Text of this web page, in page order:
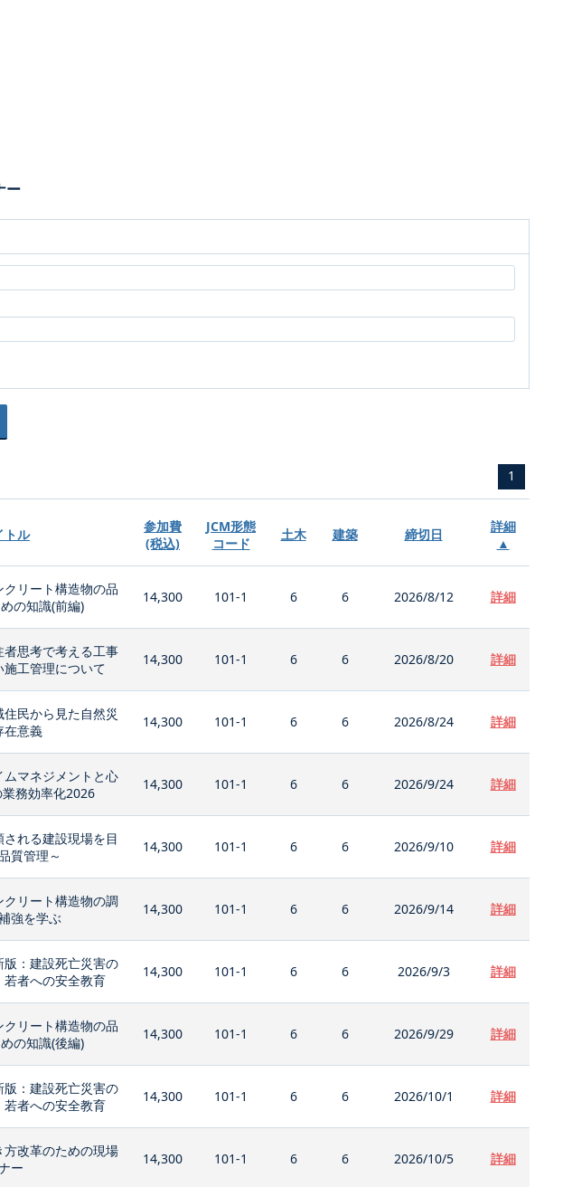
ー
1
トル
参加費
(税込)
JCM形態
コード
土木 建築 締切日
詳細
▲
クリート構造物の品
の知識(前編)
14,300 101-1 6 6 2026/8/12 詳細
者思考で考える工事
工管理について
14,300 101-1 6 6 2026/8/20 詳細
住民から見た自然災
在意義
14,300 101-1 6 6 2026/8/24 詳細
ムマネジメントと心
務効率化2026
14,300 101-1 6 6 2026/9/24 詳細
される建設現場を目
質管理～
14,300 101-1 6 6 2026/9/10 詳細
クリート構造物の調
強を学ぶ
14,300 101-1 6 6 2026/9/14 詳細
版：建設死亡災害の
者への安全教育
14,300 101-1 6 6 2026/9/3 詳細
クリート構造物の品
の知識(後編)
14,300 101-1 6 6 2026/9/29 詳細
版：建設死亡災害の
者への安全教育
14,300 101-1 6 6 2026/10/1 詳細
方改革のための現場
ー
14,300 101-1 6 6 2026/10/5 詳細